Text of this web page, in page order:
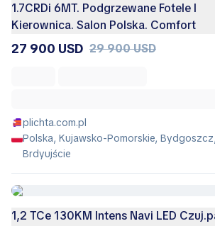
1.7CRDi 6MT. Podgrzewane Fotele I
Kierownica. Salon Polska. Comfort
27 900 USD 29 900 USD
plichta.com.pl
Polska, Kujawsko-Pomorskie, Bydgoszcz,
Brdyujście
1,2 TCe 130KM Intens Navi LED